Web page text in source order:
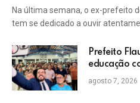
Na última semana, o ex-prefeito
tem se dedicado a ouvir
Prefeito
educação
do IDEB
agosto 7, 2026